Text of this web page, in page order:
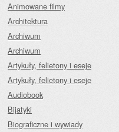
Animowane filmy
Architektura
Archiwum
Archiwum
Artykuły, felietony i eseje
Artykuły, felietony i eseje
Audiobook
Bijatyki
Biograficzne i wywiady